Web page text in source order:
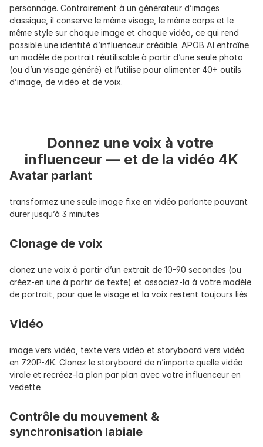
personnage. Contrairement à un générateur d’images
classique, il conserve le même visage, le même corps et le
même style sur chaque image et chaque vidéo, ce qui rend
possible une identité d’influenceur crédible. APOB AI entraîne
un modèle de portrait réutilisable à partir d’une seule photo
(ou d’un visage généré) et l’utilise pour alimenter 40+ outils
d’image, de vidéo et de voix.
Donnez une voix à votre
influenceur — et de la vidéo 4K
Avatar parlant
transformez une seule image fixe en vidéo parlante pouvant
durer jusqu’à 3 minutes
Clonage de voix
clonez une voix à partir d’un extrait de 10-90 secondes (ou
créez-en une à partir de texte) et associez-la à votre modèle
de portrait, pour que le visage et la voix restent toujours liés
Vidéo
image vers vidéo, texte vers vidéo et storyboard vers vidéo
en 720P-4K. Clonez le storyboard de n’importe quelle vidéo
virale et recréez-la plan par plan avec votre influenceur en
vedette
Contrôle du mouvement &
synchronisation labiale